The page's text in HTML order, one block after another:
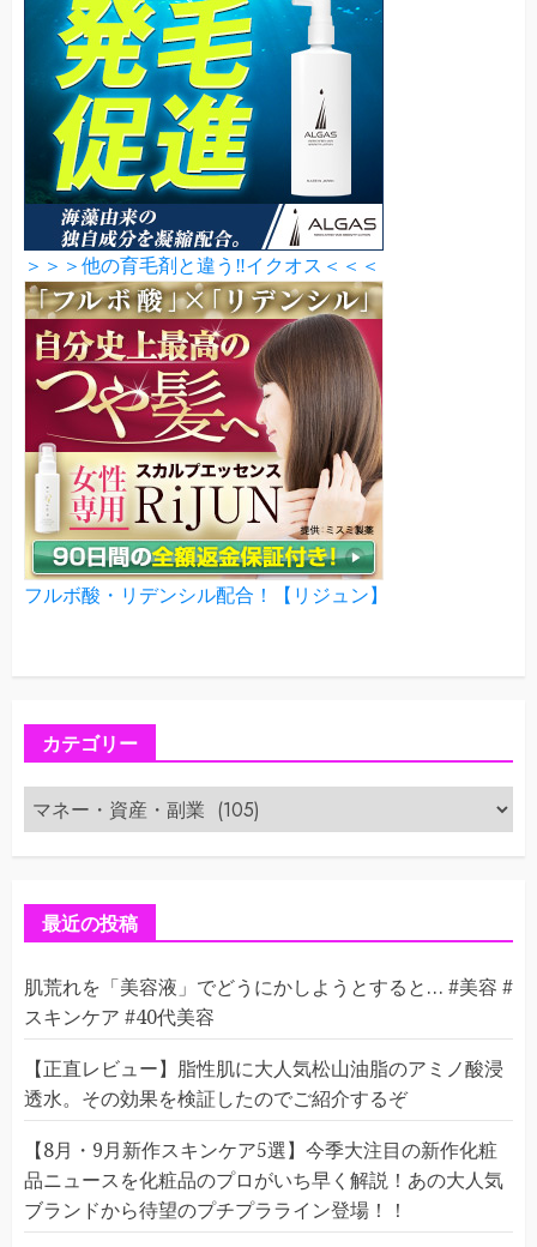
＞＞＞他の育毛剤と違う‼イクオス＜＜＜
フルボ酸・リデンシル配合！【リジュン】
カテゴリー
カ
テ
ゴ
最近の投稿
肌荒れを「美容液」でどうにかしようとすると… #美容 #
スキンケア #40代美容
【正直レビュー】脂性肌に大人気松山油脂のアミノ酸浸
透水。その効果を検証したのでご紹介するぞ
【8月・9月新作スキンケア5選】今季大注目の新作化粧
品ニュースを化粧品のプロがいち早く解説！あの大人気
ブランドから待望のプチプラライン登場！！